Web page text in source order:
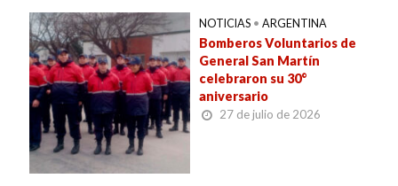
NOTICIAS • ARGENTINA
Bomberos Voluntarios de
General San Martín
celebraron su 30°
aniversario
27 de julio de 2026